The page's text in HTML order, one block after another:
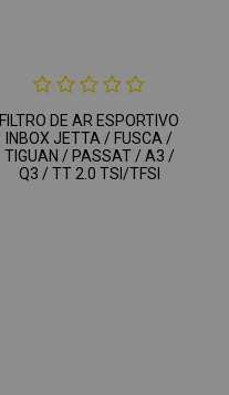
FILTRO DE AR ESPORTIVO
INBOX JETTA / FUSCA /
TIGUAN / PASSAT / A3 /
Q3 / TT 2.0 TSI/TFSI